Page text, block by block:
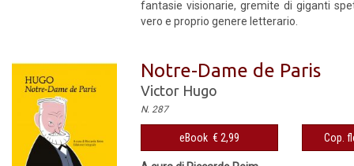
fantasie visionarie, gremite di giganti
vero e proprio genere letterario.
Notre-Dame de Paris
Victor Hugo
N. 287
eBook € 2,99 Cop.